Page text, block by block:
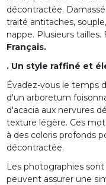
décontractée.
traité antitaches,
nappe. Plusieurs tailles.
Français.
. Un style raffiné et
Évadez-vous le temps
d'un arboretum
d'acacia aux nervures
texture légère. Ces
à des coloris profonds
décontractée.
Les photographies
peuvent assurer une